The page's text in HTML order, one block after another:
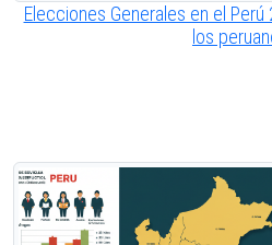
Elecciones Generales en el
los